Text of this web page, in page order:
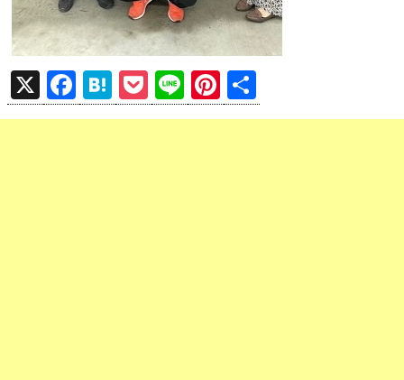
X
F
a
H
at
P
o
Li
n
Pi
nt 有